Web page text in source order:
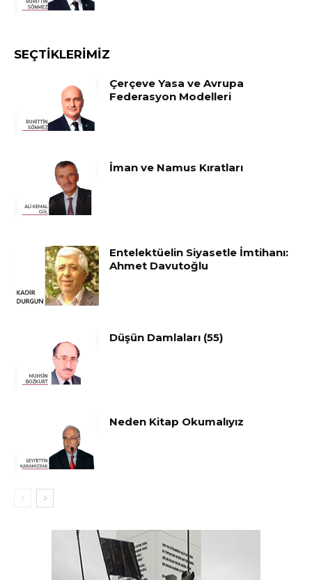
SEÇTIKLERIMIZ
Çerçeve Yasa ve Avrupa
Federasyon Modelleri
İman ve Namus Kıratları
Entelektüelin Siyasetle İmtihanı:
Ahmet Davutoğlu
Düşün Damlaları (55)
Neden Kitap Okumalıyız